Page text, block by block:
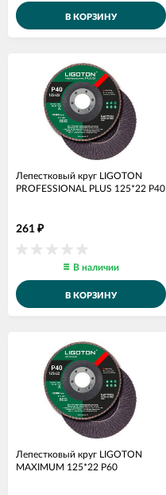
В КОРЗИНУ
Лепестковый круг LIGOTON
PROFESSIONAL PLUS 125*22 Р40
261 ₽
В наличии
В КОРЗИНУ
Лепестковый круг LIGOTON
MAXIMUM 125*22 Р60